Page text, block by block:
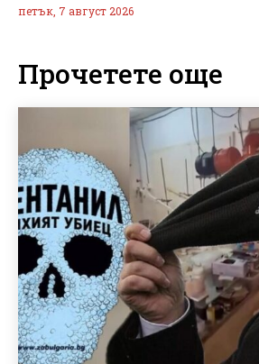
петък, 7 август 2026
Прочетете още